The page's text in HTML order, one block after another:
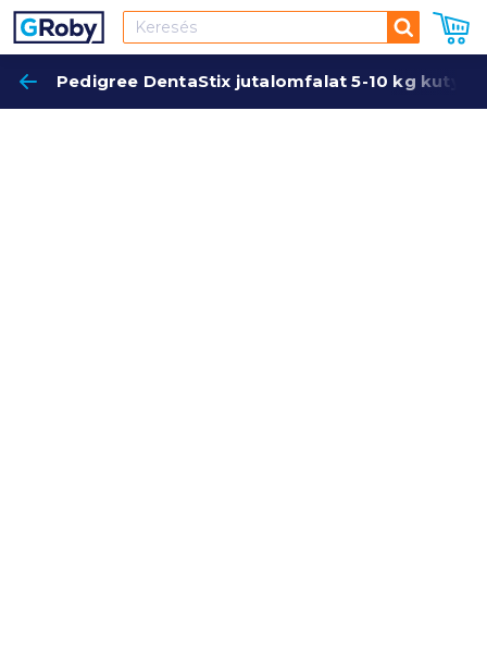
Keresés
Pedigree DentaStix jutalomfalat 5-10 kg